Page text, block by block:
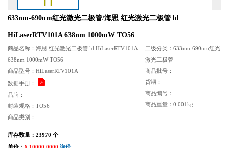
633nm-690nm红光激光二极管/海思 红光激光二极管 ld
HiLaserRTV101A 638nm 1000mW TO56
商品名称：海思 红光激光二极管 ld HiLaserRTV101A
638nm 1000mW TO56
商品型号：HiLaserRTV101A
数据手册：
品牌：
封装规格：TO56
商品类别：
二级分类：633nm-690nm红光
激光二极管
商品批号：
货期：
商品编号：
商品重量：0.001kg
库存数量：23970 个